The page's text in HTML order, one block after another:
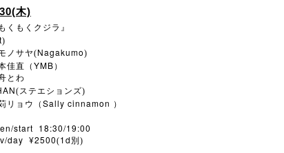
木)
もくもくクジラ』
)
ノサヤ(Nagakumo)
佳直（ YMB ）
とわ
(ステエションズ)
リョウ（ Sally cinnamon ）
start 18:30/19:00
day ¥2500(1d 別)